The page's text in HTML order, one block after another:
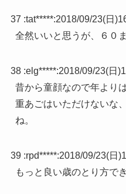
37 :tat*****:2018/09/23(日
全然いいと思うが、６０
38 :elg*****:2018/09/23(日
昔から童顔なので年より
重あごはいただけないな
ね。
39 :rpd*****:2018/09/23(日
もっと良い歳のとり方で